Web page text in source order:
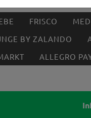
FRISCO
BY ZALANDO
ALLEGRO